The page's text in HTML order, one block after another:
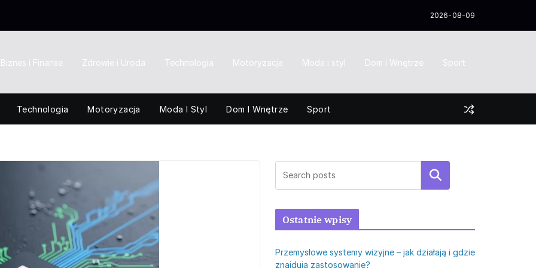
2026-08-09
Biznes i Finanse Zdrowie i Uroda Technologia Motoryzacja Moda i styl Dom i Wnętrze Sport
Technologia Motoryzacja Moda I Styl Dom I Wnętrze Sport
Szukaj
Ostatnie wpisy
Przemysłowe systemy wizyjne – jak działają i gdzie
znajdują zastosowanie?